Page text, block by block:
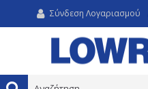
Σύνδεση Λογαριασμού